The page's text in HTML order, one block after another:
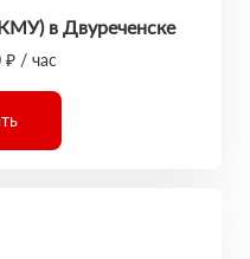
в Двуреченске
₽ / час